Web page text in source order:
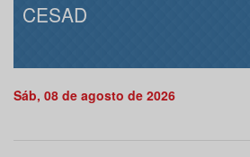
CESAD
Sáb, 08 de agosto de 2026